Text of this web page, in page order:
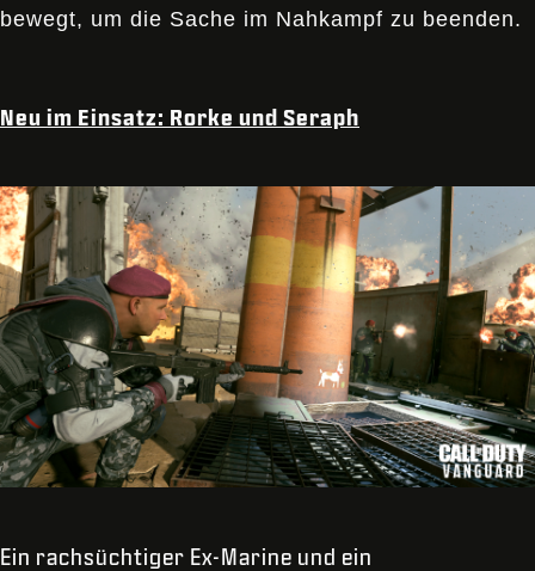
bewegt, um die Sache im Nahkampf zu beenden.
Neu im Einsatz: Rorke und Seraph
Ein rachsüchtiger Ex-Marine und ein